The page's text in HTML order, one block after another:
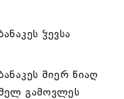
ჴევსა
მიერ წიაღ
გამოვლეს